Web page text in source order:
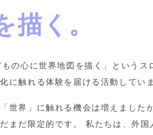
描く。
の心に世界地図を描く」というス
に触れる体験を届ける活動してい
世界」に触れる機会は増えました
まだ限定的です。 私たちは、外国